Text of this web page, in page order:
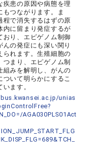
疾患の原因や病態を理
もつながります。ま
程で消失するはずの原
内に留まり発症するが
おり、エピゲノム制御
んの発症にも深い関り
られます。生殖細胞の
つまり、エピゲノム制
組みを解明し、がんの
ついて明らかにするこ
ます。
unias
AGA030PLS01Act